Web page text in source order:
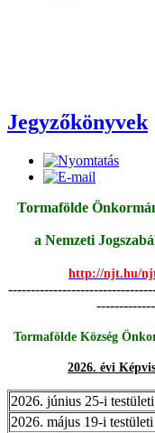
Jegyzőkönyvek
Tormafölde
a Nemzeti
http://njt.hu/
Tormafölde Község
2026. évi
2026. június 25-i
2026. május 19-i